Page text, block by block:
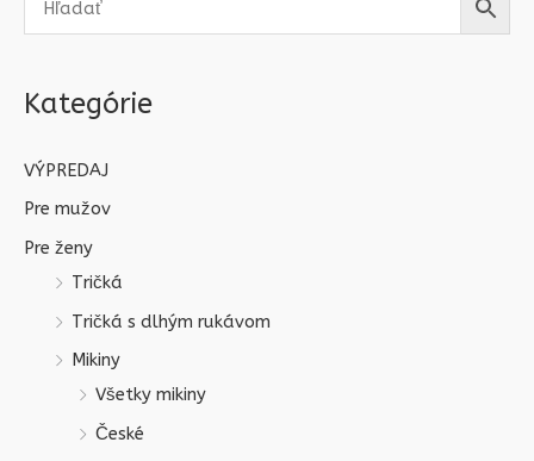
Kategórie
VÝPREDAJ
Pre mužov
Pre ženy
Tričká
Tričká s dlhým rukávom
Mikiny
Všetky mikiny
České